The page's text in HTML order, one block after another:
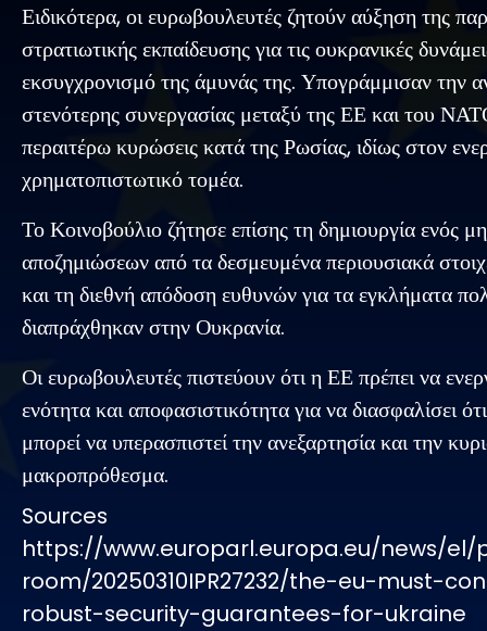
Ειδικότερα, οι ευρωβουλευτές ζητούν αύξηση της
στρατιωτικής εκπαίδευσης για τις ουκρανικές
εκσυγχρονισμό της άμυνάς της. Υπογράμμισαν την
στενότερης συνεργασίας μεταξύ της ΕΕ και του
περαιτέρω κυρώσεις κατά της Ρωσίας, ιδίως στον
χρηματοπιστωτικό τομέα.
Το Κοινοβούλιο ζήτησε επίσης τη δημιουργία ενός
αποζημιώσεων από τα δεσμευμένα περιουσιακά
και τη διεθνή απόδοση ευθυνών για τα εγκλήματα
διαπράχθηκαν στην Ουκρανία.
Οι ευρωβουλευτές πιστεύουν ότι η ΕΕ πρέπει να
ενότητα και αποφασιστικότητα για να διασφαλίσει
μπορεί να υπερασπιστεί την ανεξαρτησία και την
μακροπρόθεσμα.
Sources
https://www.europarl.europa.eu/news/el/
room/20250310IPR27232/the-eu-must-
robust-security-guarantees-for-ukraine